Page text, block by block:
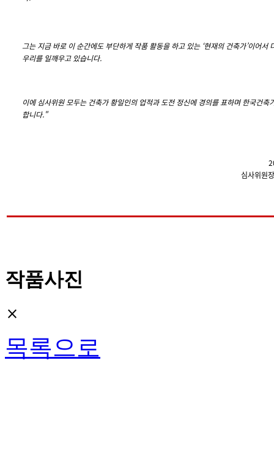
그는 지금 바로 이 순간에도 부단하게 작품 활동을 하고 있는 ‘현재의 건축가’이어서
우리를 일깨우고 있습니다.
이에 심사위원 모두는 건축가 황일인의 업적과 도전 정신에 경의를 표하며 한국건
합니다."
심사위원
작품사진
close
목록으로